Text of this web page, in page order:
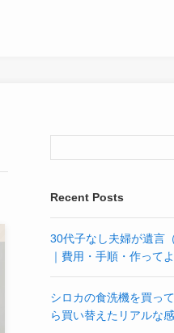
Recent Posts
30代子なし夫婦が遺言
｜費用・手順・作って
シロカの食洗機を買っ
ら買い替えたリアルな